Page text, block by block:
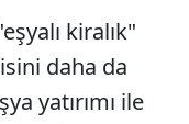
kiralık"
daha da
yatırımı ile